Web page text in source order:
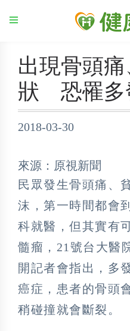
出現骨頭
狀 恐罹多
2018-03-30
來源：原視新聞
民眾發生骨頭痛、
沫，第一時間都會
科就醫，但其實有
髓瘤，21號台大醫
開記者會指出，多
癌症，患者的骨頭
稍碰撞就會斷裂。